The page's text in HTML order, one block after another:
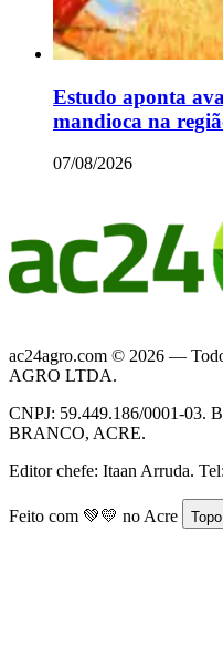
Estudo aponta
mandioca na
07/08/2026
ac24agro.com © 2026 —
AGRO LTDA.
CNPJ: 59.449.186/0001-03.
BRANCO, ACRE.
Editor chefe: Itaan Arruda.
Feito com 💚💛 no Acre Topo